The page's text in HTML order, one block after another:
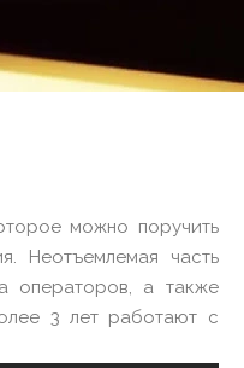
можно поручить
Неотъемлемая часть
операторов, а также
3 лет работают с